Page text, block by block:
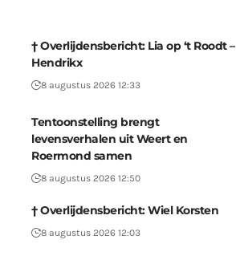
† Overlijdensbericht: Lia op ‘t Roodt –
Hendrikx
8 augustus 2026 12:33
Tentoonstelling brengt
levensverhalen uit Weert en
Roermond samen
8 augustus 2026 12:50
† Overlijdensbericht: Wiel Korsten
8 augustus 2026 12:03